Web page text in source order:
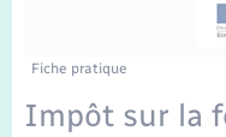
Mariage – PACS
Parrainage civil
Fiche pratique
Impôt sur la